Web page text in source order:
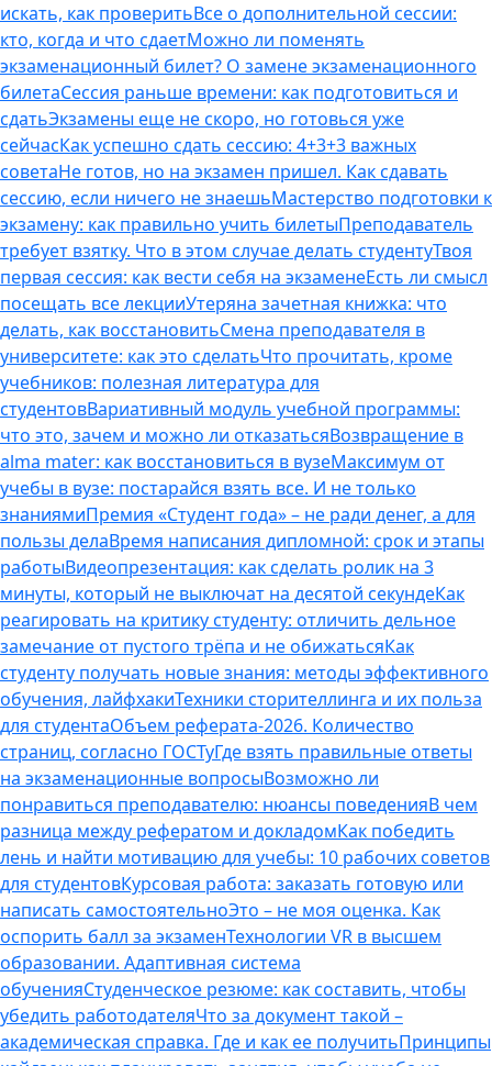
искать, как проверитьВсе о дополнительной сессии:
кто, когда и что сдаетМожно ли поменять
экзаменационный билет? О замене экзаменационного
билетаСессия раньше времени: как подготовиться и
сдатьЭкзамены еще не скоро, но готовься уже
сейчасКак успешно сдать сессию: 4+3+3 важных
советаНе готов, но на экзамен пришел. Как сдавать
сессию, если ничего не знаешьМастерство подготовки к
экзамену: как правильно учить билетыПреподаватель
требует взятку. Что в этом случае делать студентуТвоя
первая сессия: как вести себя на экзаменеЕсть ли смысл
посещать все лекцииУтеряна зачетная книжка: что
делать, как восстановитьСмена преподавателя в
университете: как это сделатьЧто прочитать, кроме
учебников: полезная литература для
студентовВариативный модуль учебной программы:
что это, зачем и можно ли отказатьсяВозвращение в
alma mater: как восстановиться в вузеМаксимум от
учебы в вузе: постарайся взять все. И не только
знаниямиПремия «Студент года» – не ради денег, а для
пользы делаВремя написания дипломной: срок и этапы
работыВидеопрезентация: как сделать ролик на 3
минуты, который не выключат на десятой секундеКак
реагировать на критику студенту: отличить дельное
замечание от пустого трёпа и не обижатьсяКак
студенту получать новые знания: методы эффективного
обучения, лайфхакиТехники сторителлинга и их польза
для студентаОбъем реферата-2026. Количество
страниц, согласно ГОСТуГде взять правильные ответы
на экзаменационные вопросыВозможно ли
понравиться преподавателю: нюансы поведенияВ чем
разница между рефератом и докладомКак победить
лень и найти мотивацию для учебы: 10 рабочих советов
для студентовКурсовая работа: заказать готовую или
написать самостоятельноЭто – не моя оценка. Как
оспорить балл за экзаменТехнологии VR в высшем
образовании. Адаптивная система
обученияСтуденческое резюме: как составить, чтобы
убедить работодателяЧто за документ такой –
академическая справка. Где и как ее получитьПринципы